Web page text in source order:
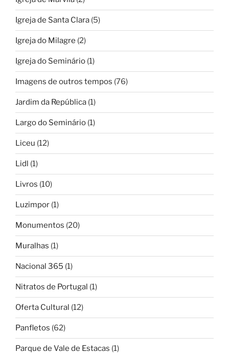
Igreja de Santa Clara (5)
Igreja do Milagre (2)
Igreja do Seminário (1)
Imagens de outros tempos (76)
Jardim da República (1)
Largo do Seminário (1)
Liceu (12)
Lidl (1)
Livros (10)
Luzimpor (1)
Monumentos (20)
Muralhas (1)
Nacional 365 (1)
Nitratos de Portugal (1)
Oferta Cultural (12)
Panfletos (62)
Parque de Vale de Estacas (1)